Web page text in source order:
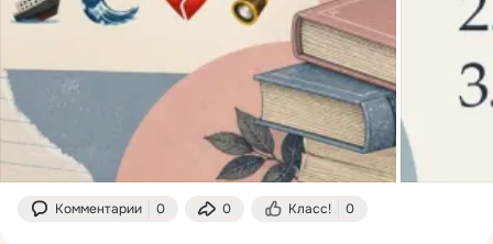
Комментарии 0 0 Класс! 0